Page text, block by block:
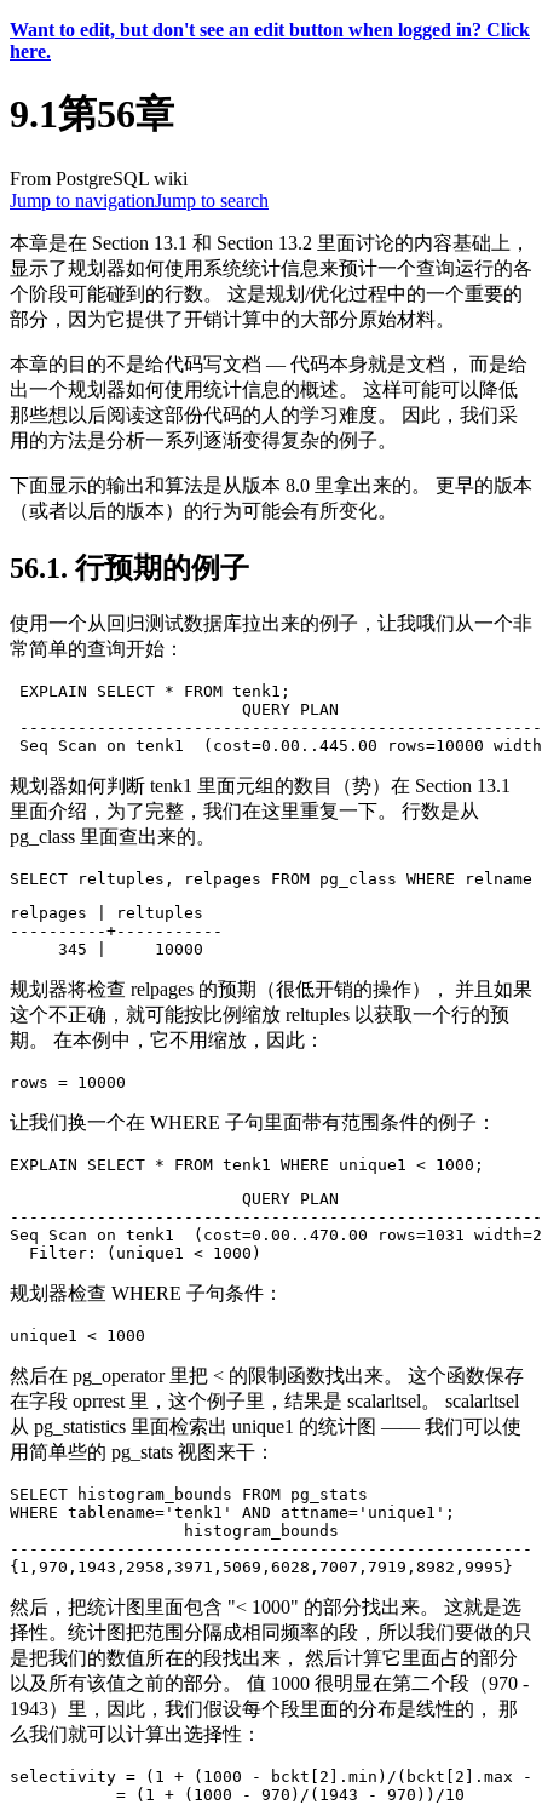
Want to edit, but don't see an edit button when logged in? Click
here.
9.1第56章
From PostgreSQL wiki
Jump to navigationJump to search
本章是在 Section 13.1 和 Section 13.2 里面讨论的内容基础上，
显示了规划器如何使用系统统计信息来预计一个查询运行的各
个阶段可能碰到的行数。 这是规划/优化过程中的一个重要的
部分，因为它提供了开销计算中的大部分原始材料。
本章的目的不是给代码写文档 — 代码本身就是文档， 而是给
出一个规划器如何使用统计信息的概述。 这样可能可以降低
那些想以后阅读这部份代码的人的学习难度。 因此，我们采
用的方法是分析一系列逐渐变得复杂的例子。
下面显示的输出和算法是从版本 8.0 里拿出来的。 更早的版本
（或者以后的版本）的行为可能会有所变化。
56.1. 行预期的例子
使用一个从回归测试数据库拉出来的例子，让我哦们从一个非
常简单的查询开始：
EXPLAIN SELECT * FROM tenk1;
                        QUERY PLAN
规划器如何判断 tenk1 里面元组的数目（势）在 Section 13.1
里面介绍，为了完整，我们在这里重复一下。 行数是从
pg_class 里面查出来的。
relpages | reltuples
----------+-----------
规划器将检查 relpages 的预期（很低开销的操作）， 并且如果
这个不正确，就可能按比例缩放 reltuples 以获取一个行的预
期。 在本例中，它不用缩放，因此：
让我们换一个在 WHERE 子句里面带有范围条件的例子：
                        QUERY PLAN
Seq Scan on tenk1  (cost=0.00..470.00 rows=1031
规划器检查 WHERE 子句条件：
然后在 pg_operator 里把 < 的限制函数找出来。 这个函数保存
在字段 oprrest 里，这个例子里，结果是 scalarltsel。 scalarltsel
从 pg_statistics 里面检索出 unique1 的统计图 —— 我们可以使
用简单些的 pg_stats 视图来干：
SELECT histogram_bounds FROM pg_stats
WHERE tablename='tenk1' AND attname='unique1';
                  histogram_bounds
------------------------------------------------------
然后，把统计图里面包含 "< 1000" 的部分找出来。 这就是选
择性。统计图把范围分隔成相同频率的段，所以我们要做的只
是把我们的数值所在的段找出来， 然后计算它里面占的部分
以及所有该值之前的部分。 值 1000 很明显在第二个段（970 -
1943）里，因此，我们假设每个段里面的分布是线性的， 那
么我们就可以计算出选择性：
selectivity = (1 + (1000 - bckt[2].min)/(bckt[2].max -
           = (1 + (1000 - 970)/(1943 - 970))/10